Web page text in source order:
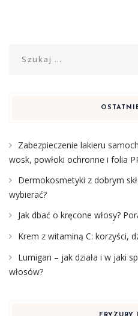
Zabezpieczenie lakieru
wosk, powłoki ochronne i folia
Dermokosmetyki z dobrym
wybierać?
Jak dbać o kręcone włosy?
Krem z witaminą C: korzyści,
Lumigan – jak działa i w jaki
włosów?